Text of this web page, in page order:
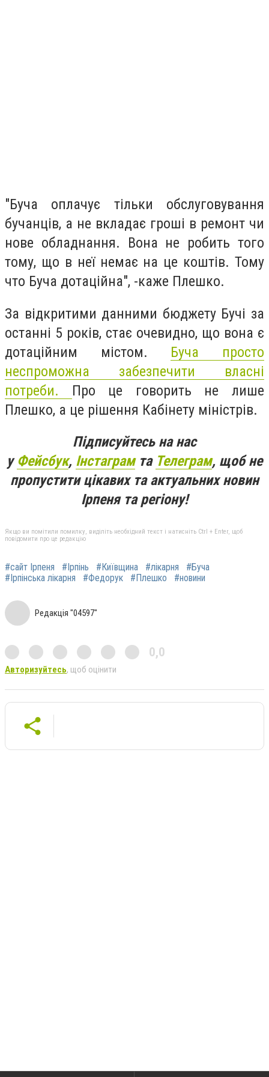
"Буча оплачує тільки обслуговування
бучанців, а не вкладає гроші в ремонт чи
нове обладнання. Вона не робить того
тому, що в неї немає на це коштів. Тому
что Буча дотаційна", -каже Плешко.
За відкритими данними бюджету Бучі за
останні 5 років, стає очевидно, що вона є
дотаційним містом. Буча просто
неспроможна забезпечити власні
потреби. Про це говорить не лише
Плешко, а це рішення Кабінету міністрів.
Підписуйтесь на нас
уФейсбук, Інстаграмта Телеграм, щоб не
пропустити цікавих та актуальних новин
Ірпеня та регіону!
Якщо ви помітили помилку, виділіть необхідний текст і натисніть Ctrl + Enter, щоб
повідомити про це редакцію
#сайт Ірпеня #Ірпінь #Київщина #лікарня
#Буча
#Ірпінська лікарня
#Федорук #Плешко #новини
Редакція "04597"
0,0
Авторизуйтесь, щоб оцінити